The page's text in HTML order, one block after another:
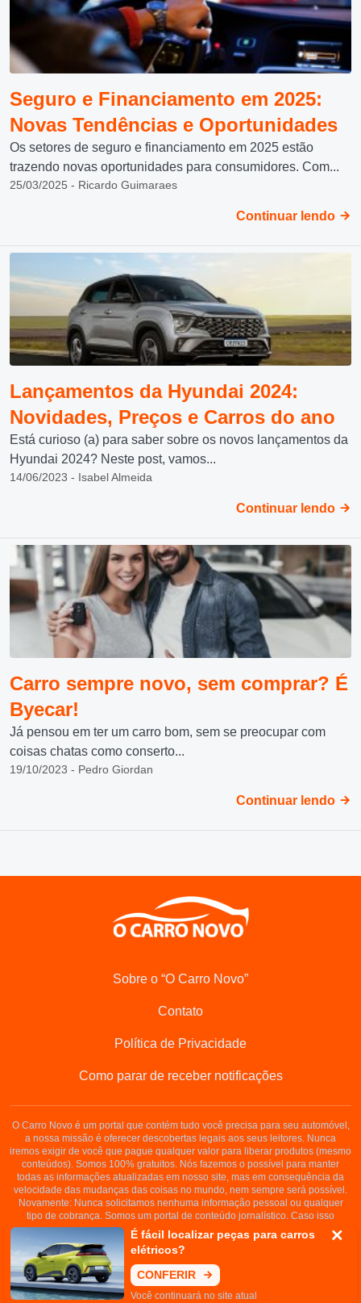
É fácil localizar peças para carros
elétricos?
CONFERIR
Você continuará no site atual
Seguro e Financiamento em 2025:
Novas Tendências e Oportunidades
Os setores de seguro e financiamento em 2025 estão
trazendo novas oportunidades para consumidores. Com...
25/03/2025 - Ricardo Guimaraes
Continuar lendo
Lançamentos da Hyundai 2024:
Novidades, Preços e Carros do ano
Está curioso (a) para saber sobre os novos lançamentos da
Hyundai 2024? Neste post, vamos...
14/06/2023 - Isabel Almeida
Continuar lendo
Carro sempre novo, sem comprar? É
Byecar!
Já pensou em ter um carro bom, sem se preocupar com
coisas chatas como conserto...
19/10/2023 - Pedro Giordan
Continuar lendo
Sobre o “O Carro Novo”
Contato
Política de Privacidade
Como parar de receber notificações
O Carro Novo é um portal que contém tudo você precisa para seu automóvel,
a nossa missão é oferecer descobertas legais aos seus leitores. Nunca
iremos exigir de você que pague qualquer valor para liberar produtos (mesmo
conteúdos). Somos 100% gratuitos. Nós fazemos o possível para manter
todas as informações atualizadas em nosso site, mas em consequência da
velocidade das mudanças das coisas no mundo, nem sempre será possível.
Novamente: Nunca solicitamos nenhuma informação pessoal ou qualquer
tipo de cobrança. Somos um portal de conteúdo jornalístico. Caso isso
aconteça, entre em contato conosco imediatamente.
Copyright © 2008-2022
CNPJ: 32.894.055/0001-89